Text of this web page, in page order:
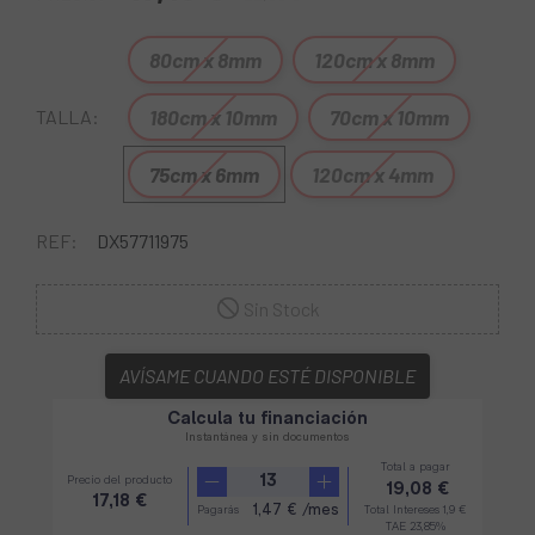
TALLA:
80cm x 8mm 120cm x 8mm
180cm x 10mm 70cm x 10mm
75cm x 6mm 120cm x 4mm
REF: DX57711975
AVÍSAME CUANDO ESTÉ DISPONIBLE